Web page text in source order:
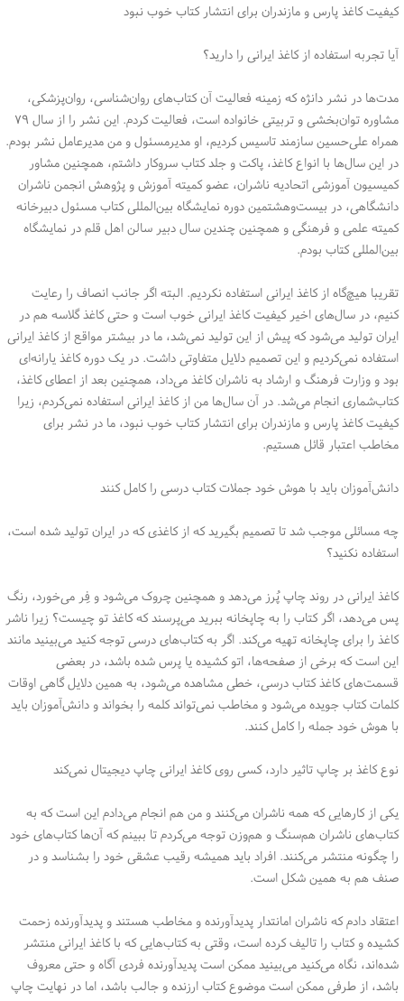
کیفیت کاغذ پارس و مازندران برای انتشار کتاب خوب نبود
آیا تجربه استفاده از کاغذ ایرانی را دارید؟
مدت‌ها در نشر دانژه که زمینه فعالیت آن کتاب‌های روان‌شناسی، روان‌پزشکی،
مشاوره توان‌بخشی و تربیتی خانواده است، فعالیت کردم. این نشر را از سال ۷۹
همراه علی‌حسین سازمند تاسیس کردیم، او مدیرمسئول و من مدیرعامل نشر بودم.
در این سال‌ها با انواع کاغذ، پاکت و جلد کتاب سروکار داشتم، همچنین مشاور
کمیسیون آموزشی اتحادیه ناشران، عضو کمیته آموزش و پژوهش انجمن ناشران
دانشگاهی، در بیست‌وهشتمین دوره نمایشگاه بین‌المللی کتاب مسئول دبیرخانه
کمیته علمی و فرهنگی و همچنین چندین سال دبیر سالن اهل قلم در نمایشگاه
بین‌المللی کتاب بودم.
تقریبا هیچ‌گاه از کاغذ ایرانی استفاده نکردیم. البته اگر جانب انصاف را رعایت
کنیم، در سال‌های اخیر کیفیت کاغذ ایرانی خوب است و حتی کاغذ گلاسه هم در
ایران تولید می‌شود که پیش از این تولید نمی‌شد، ما در بیشتر مواقع از کاغذ ایرانی
استفاده نمی‌کردیم و این تصمیم دلایل متفاوتی داشت. در یک دوره کاغذ یارانه‌ای
بود و وزارت فرهنگ و ارشاد به ناشران کاغذ می‌داد، همچنین بعد از اعطای کاغذ،
کتاب‌شماری انجام می‌شد. در آن سال‌ها من از کاغذ ایرانی استفاده نمی‌کردم، زیرا
کیفیت کاغذ پارس و مازندران برای انتشار کتاب خوب نبود، ما در نشر برای
مخاطب اعتبار قائل هستیم.
دانش‌آموزان باید با هوش خود جملات کتاب درسی را کامل کنند
چه مسائلی موجب شد تا تصمیم بگیرید که از کاغذی که در ایران تولید شده است،
استفاده نکنید؟
کاغذ ایرانی در روند چاپ پُرز می‌دهد و همچنین چروک می‌شود و فِر می‌خورد، رنگ
پس می‌دهد، اگر کتاب را به چاپخانه ببرید می‌پرسند که کاغذ تو چیست؟ زیرا ناشر
کاغذ را برای چاپخانه تهیه می‌کند. اگر به کتاب‌های درسی توجه کنید می‌بینید مانند
این است که برخی از صفحه‌ها، اتو کشیده یا پرس شده باشد، در بعضی
قسمت‌های کاغذ کتاب درسی، خطی مشاهده می‌شود، به همین دلایل گاهی اوقات
کلمات کتاب جویده می‌شود و مخاطب نمی‌تواند کلمه را بخواند و دانش‌آموزان باید
با هوش خود جمله را کامل کنند.
نوع کاغذ بر چاپ تاثیر دارد، کسی روی کاغذ ایرانی چاپ دیجیتال نمی‌کند
یکی از کارهایی که همه ناشران می‌کنند و من هم انجام می‌دادم این است که به
کتاب‌های ناشران هم‌سنگ و هم‌وزن توجه می‌کردم تا ببینم که آن‌ها کتاب‌های خود
را چگونه منتشر می‌کنند. افراد باید همیشه رقیب عشقی خود را بشناسد و در
صنف هم به همین شکل است.
اعتقاد دادم که ناشران امانتدار پدیدآورنده و مخاطب هستند و پدیدآورنده زحمت
کشیده و کتاب را تالیف کرده است، وقتی به کتاب‌هایی که با کاغذ ایرانی منتشر
شده‌اند، نگاه می‌کنید می‌بینید ممکن است پدیدآورنده فردی آگاه و حتی معروف
باشد، از طرفی ممکن است موضوع کتاب ارزنده و جالب باشد، اما در نهایت چاپ